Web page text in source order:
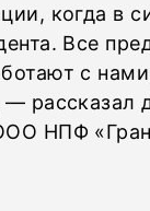
когда в
Все
с
— рассказал
НПФ